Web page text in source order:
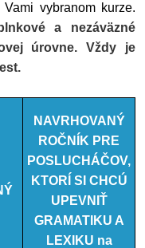
vybranom kurze.
a nezáväzné
úrovne.
Vždy je
NAVRHOVANÝ
ROČNÍK PRE
POSLUCHÁČOV,
KTORÍ SI CHCÚ
UPEVNIŤ
GRAMATIKU A
LEXIKU na